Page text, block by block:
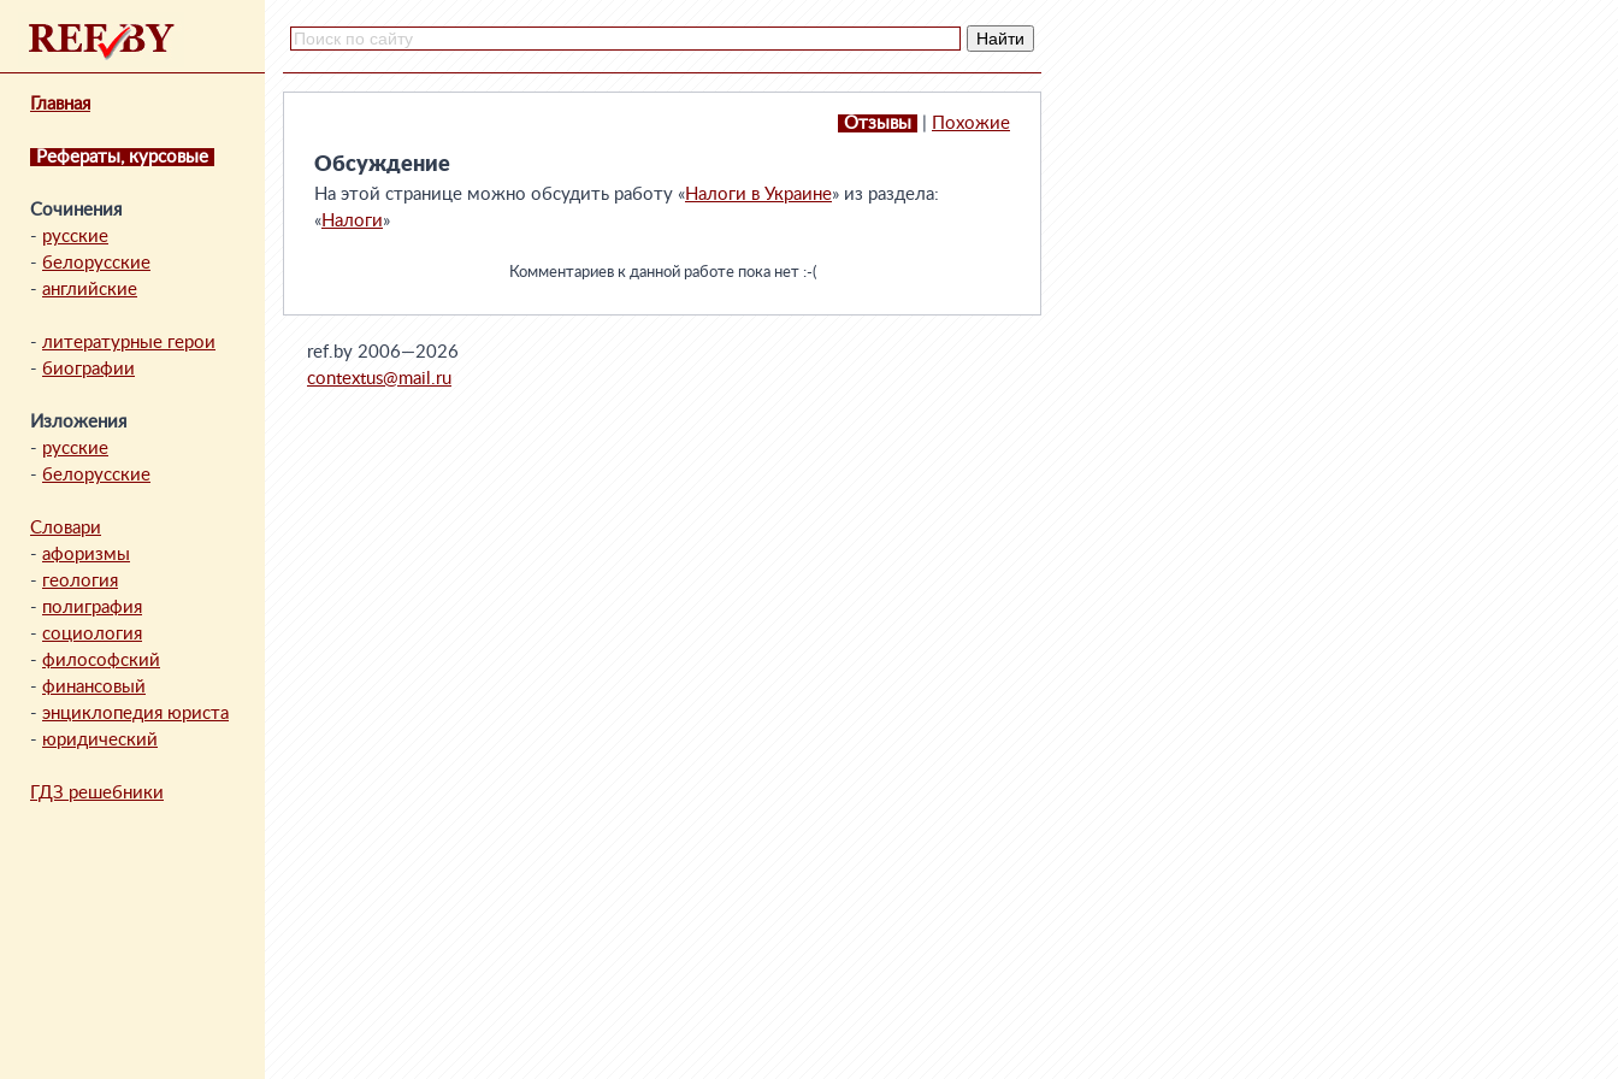
Главная
Рефераты, курсовые
Сочинения
- русские
- белорусские
- английские
- литературные герои
- биографии
Изложения
- русские
- белорусские
Словари
- афоризмы
- геология
- полиграфия
- социология
- философский
- финансовый
- энциклопедия юриста
- юридический
ГДЗ решебники
Отзывы Похожие
Обсуждение
На этой странице можно обсудить работу «Налоги в Украине» из раздела:
«Налоги»
Комментариев к данной работе пока нет :-(
ref.by 2006—2026
contextus@mail.ru